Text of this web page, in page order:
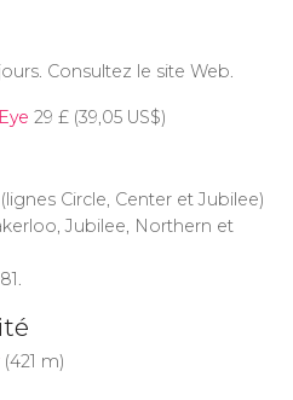
Consultez le site Web.
29 £(39,05 US$)
Circle, Center et Jubilee)
Jubilee, Northern et
(421 m)